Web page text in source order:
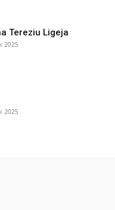
Tereziu Ligeja
2025
2025